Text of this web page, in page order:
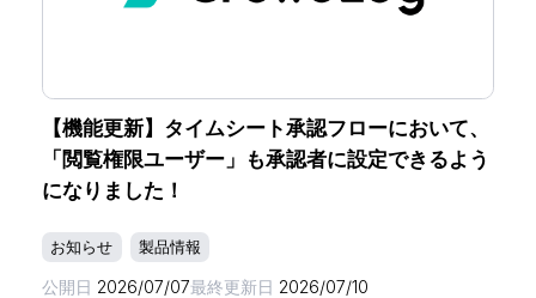
【機能更新】タイムシート承認フローにおいて、
「閲覧権限ユーザー」も承認者に設定できるよう
になりました！
お知らせ 製品情報
公開日 2026/07/07最終更新日 2026/07/10